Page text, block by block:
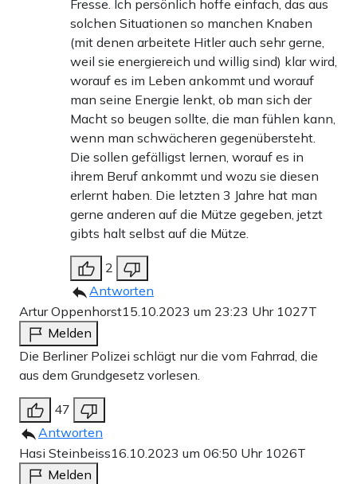
Fresse. Ich persönlich hoffe einfach, das aus
solchen Situationen so manchen Knaben
(mit denen arbeitete Hitler auch sehr gerne,
weil sie energiereich und willig sind) klar wird,
worauf es im Leben ankommt und worauf
man seine Energie lenkt, ob man sich der
Macht so beugen sollte, die man fühlen kann,
wenn man schwächeren gegenübersteht.
Die sollen gefälligst lernen, worauf es in
ihrem Beruf ankommt und wozu sie diesen
erlernt haben. Die letzten 3 Jahre hat man
gerne anderen auf die Mütze gegeben, jetzt
gibts halt selbst auf die Mütze.
2
Antworten
Artur Oppenhorst15.10.2023 um 23:23 Uhr 1027T
Melden
Die Berliner Polizei schlägt nur die vom Fahrrad, die
aus dem Grundgesetz vorlesen.
47
Antworten
Hasi Steinbeiss16.10.2023 um 06:50 Uhr 1026T
Melden